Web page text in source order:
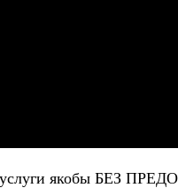
услуги якобы БЕЗ